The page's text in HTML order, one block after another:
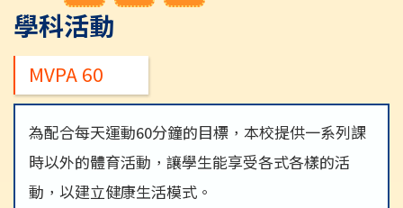
學科活動
MVPA 60
為配合每天運動60分鐘的目標，本校提供一系列課
時以外的體育活動，讓學生能享受各式各樣的活
動，以建立健康生活模式。